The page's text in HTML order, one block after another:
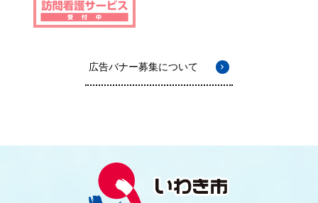
広告バナー募集について